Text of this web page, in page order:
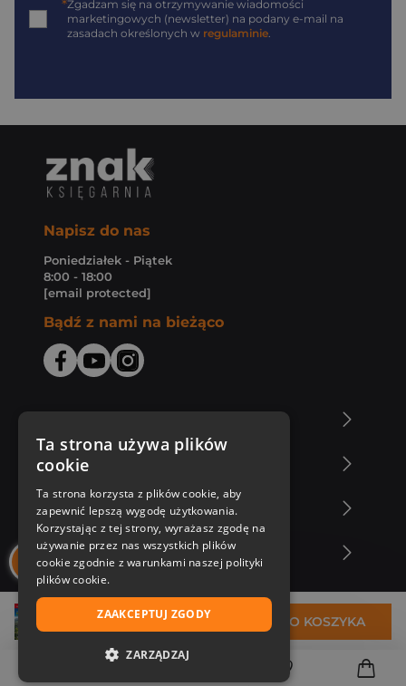
20,67 zł DO KOSZYKA
*Zgadzam się na otrzymywanie wiadomości
marketingowych (newsletter) na podany e-mail na
zasadach określonych w regulaminie.
Napisz do nas
Poniedziałek - Piątek
8:00 - 18:00
[email protected]
Bądź z nami na bieżąco
Zakupy u nas
Nasza oferta
Nasi autorzy
Ta strona używa plików
cookie
Ta strona korzysta z plików cookie, aby
zapewnić lepszą wygodę użytkowania.
Korzystając z tej strony, wyrażasz zgodę na
używanie przez nas wszystkich plików
cookie zgodnie z warunkami naszej polityki
plików cookie.
ZAAKCEPTUJ ZGODY
ZARZĄDZAJ